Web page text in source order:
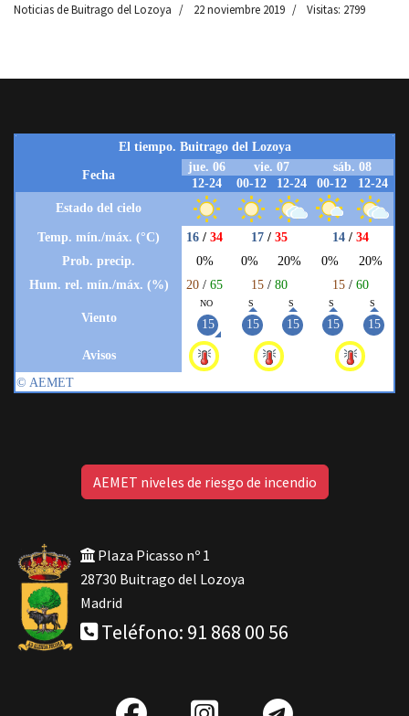
Noticias de Buitrago del Lozoya 22 noviembre 2019 Visitas: 2799
AEMET niveles de riesgo de incendio
Plaza Picasso nº 1
28730 Buitrago del Lozoya
Madrid
Teléfono: 91 868 00 56